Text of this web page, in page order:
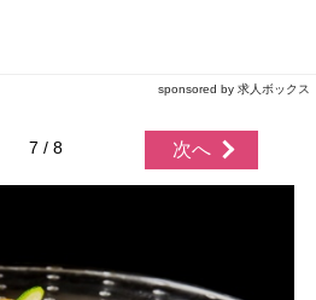
sponsored by 求人ボックス
7 / 8 次へ